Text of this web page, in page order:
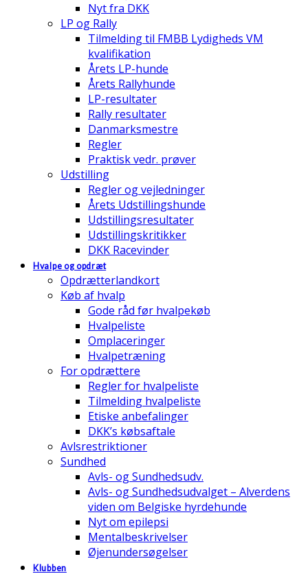
Nyt fra DKK
LP og Rally
Tilmelding til FMBB Lydigheds VM
kvalifikation
Årets LP-hunde
Årets Rallyhunde
LP-resultater
Rally resultater
Danmarksmestre
Regler
Praktisk vedr. prøver
Udstilling
Regler og vejledninger
Årets Udstillingshunde
Udstillingsresultater
Udstillingskritikker
DKK Racevinder
Hvalpe og opdræt
Opdrætterlandkort
Køb af hvalp
Gode råd før hvalpekøb
Hvalpeliste
Omplaceringer
Hvalpetræning
For opdrættere
Regler for hvalpeliste
Tilmelding hvalpeliste
Etiske anbefalinger
DKK’s købsaftale
Avlsrestriktioner
Sundhed
Avls- og Sundhedsudv.
Avls- og Sundhedsudvalget – Alverdens
viden om Belgiske hyrdehunde
Nyt om epilepsi
Mentalbeskrivelser
Øjenundersøgelser
Klubben